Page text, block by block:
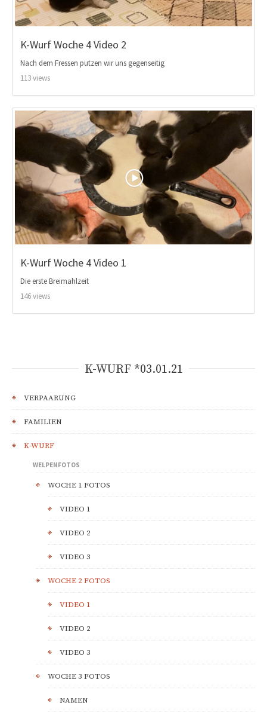
K-Wurf Woche 4 Video 2
Nach dem Fressen putzen wir uns gegenseitig
113 views
K-Wurf Woche 4 Video 1
Die erste Breimahlzeit
146 views
K-WURF *03.01.21
VERPAARUNG
FAMILIEN
K-WURF
WELPENFOTOS
WOCHE 1 FOTOS
VIDEO 1
VIDEO 2
VIDEO 3
WOCHE 2 FOTOS
VIDEO 1
VIDEO 2
VIDEO 3
WOCHE 3 FOTOS
NAMEN